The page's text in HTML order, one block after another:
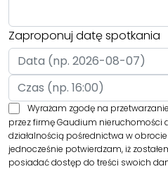
Zaproponuj datę spotkania
Wyrażam zgodę na
przez firmę Gaudium nieruchomości
działalnością pośrednictwa w
jednocześnie potwierdzam, iż
posiadać dostęp do treści swoich